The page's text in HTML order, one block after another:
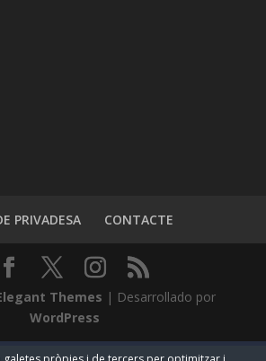
PRIVADESA CONTACTE
Themes | Desarrollado por
WordPress